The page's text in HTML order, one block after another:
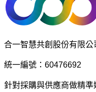
合一智慧共創股份有限公
統一編號：60476692
針對採購與供應商做精